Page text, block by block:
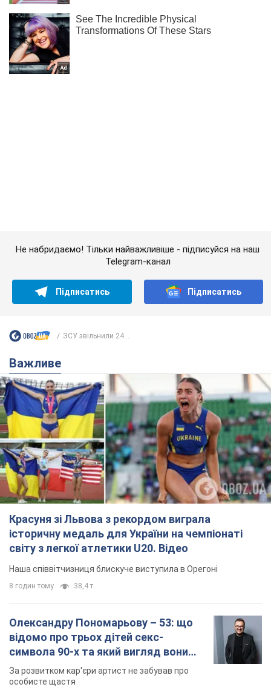
Красуня зі Львова з рекордом виграла
історичну медаль для України на чемпіонаті
світу з легкої атлетики U20. Відео
Наша співвітчизниця блискуче виступила в Орегоні
8 годин тому 38,4 т.
Олександру Пономарьову – 53: що
відомо про трьох дітей секс-
символа 90-х та який вигляд вони
За розвитком кар'єри артист не забував про
особисте щастя
9.08.2026 04:01 10,4 т.
У ПриватБанку розповіли, чи дійсні
долари 1996 року: чи приймають
обмінники та банки такі купюри
Що робити, якщо банки та обмінні пункти не
приймають старі долари
9.08.2026 02:20 91,2 т.